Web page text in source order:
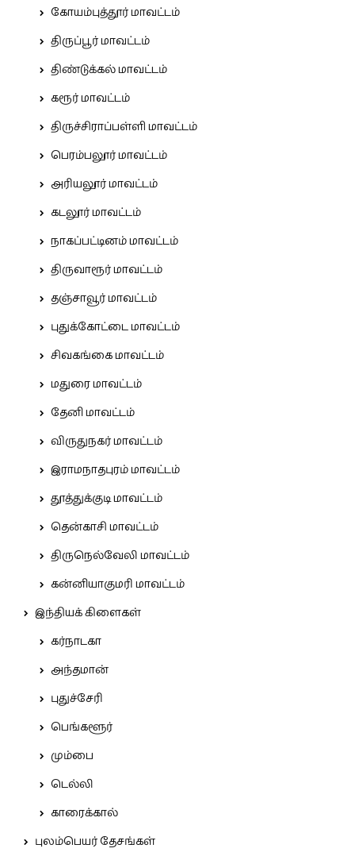
கோயம்புத்தூர் மாவட்டம்
திருப்பூர் மாவட்டம்
திண்டுக்கல் மாவட்டம்
கரூர் மாவட்டம்
திருச்சிராப்பள்ளி மாவட்டம்
பெரம்பலூர் மாவட்டம்
அரியலூர் மாவட்டம்
கடலூர் மாவட்டம்
நாகப்பட்டினம் மாவட்டம்
திருவாரூர் மாவட்டம்
தஞ்சாவூர் மாவட்டம்
புதுக்கோட்டை மாவட்டம்
சிவகங்கை மாவட்டம்
மதுரை மாவட்டம்
தேனி மாவட்டம்
விருதுநகர் மாவட்டம்
இராமநாதபுரம் மாவட்டம்
தூத்துக்குடி மாவட்டம்
தென்காசி மாவட்டம்
திருநெல்வேலி மாவட்டம்
கன்னியாகுமரி மாவட்டம்
இந்தியக் கிளைகள்
கர்நாடகா
அந்தமான்
புதுச்சேரி
பெங்களூர்
மும்பை
டெல்லி
காரைக்கால்
புலம்பெயர் தேசங்கள்